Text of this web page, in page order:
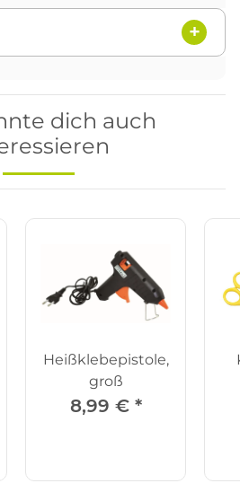
dich auch
Heißklebepistole,
groß
8,99 € *